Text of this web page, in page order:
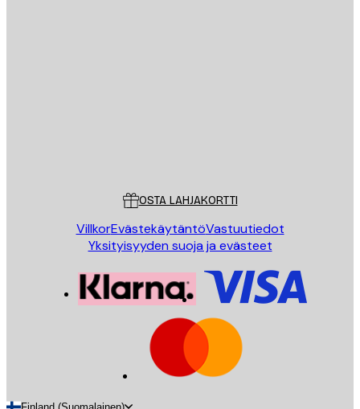
OSTA LAHJAKORTTI
VillkorEvästekäytäntöVastuutiedot
Yksityisyyden suoja ja evästeet